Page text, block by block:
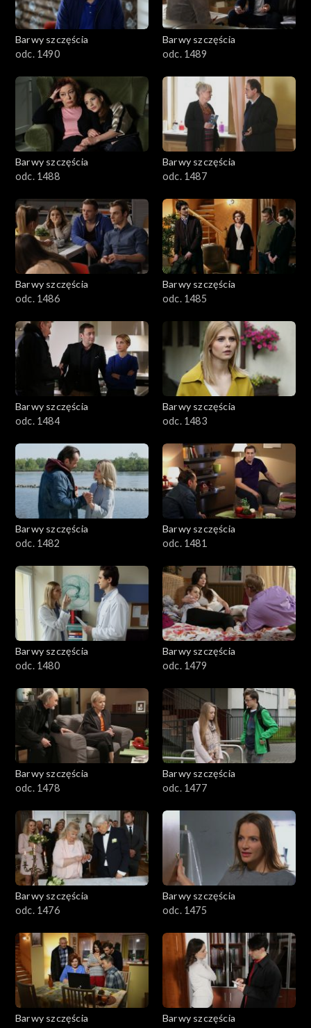
1301–1400
1101–1200
1001–1100
901–1000
801–900
782–800
Barwy szczęścia
odc. 1490
Barwy szczęścia
odc. 1489
Barwy szczęścia
odc. 1488
Barwy szczęścia
odc. 1487
Barwy szczęścia
odc. 1486
Barwy szczęścia
odc. 1485
Barwy szczęścia
odc. 1484
Barwy szczęścia
odc. 1483
Barwy szczęścia
odc. 1482
Barwy szczęścia
odc. 1481
Barwy szczęścia
odc. 1480
Barwy szczęścia
odc. 1479
Barwy szczęścia
odc. 1478
Barwy szczęścia
odc. 1477
Barwy szczęścia
odc. 1476
Barwy szczęścia
odc. 1475
Barwy szczęścia
Barwy szczęścia